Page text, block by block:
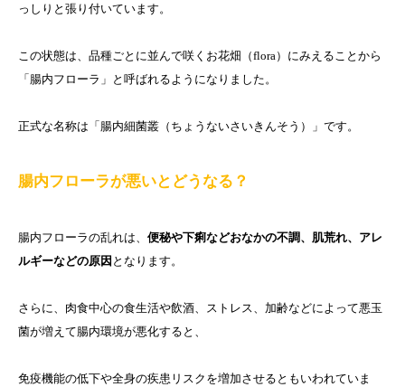
っしりと張り付いています。
この状態は、品種ごとに並んで咲くお花畑（flora）にみえることから
「腸内フローラ」と呼ばれるようになりました。
正式な名称は「腸内細菌叢（ちょうないさいきんそう）」です。
腸内フローラが悪いとどうなる？
腸内フローラの乱れは、 便秘や下痢などおなかの不調、肌荒れ、アレ
ルギーなどの原因 となります。
さらに、肉食中心の食生活や飲酒、ストレス、加齢などによって悪玉
菌が増えて腸内環境が悪化すると、
免疫機能の低下や全身の疾患リスクを増加させるともいわれていま